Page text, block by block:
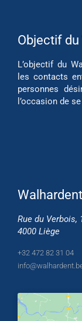
Objectif
L’objectif du
les contacts
personnes
l’occasion de
Walhardent
Rue du Verbois,
4000 Liège
+32 472 82 31 04